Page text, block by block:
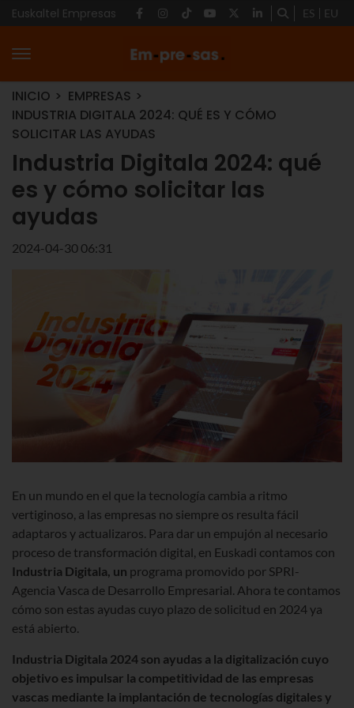
Euskaltel Empresas ES EU
INICIO
EMPRESAS
INDUSTRIA DIGITALA 2024: QUÉ ES Y CÓMO
SOLICITAR LAS AYUDAS
Industria Digitala 2024: qué
es y cómo solicitar las
ayudas
2024-04-30 06:31
En un mundo en el que la tecnología cambia a ritmo
vertiginoso, a las empresas no siempre os resulta fácil
adaptaros y actualizaros. Para dar un empujón al necesario
proceso de transformación digital, en Euskadi contamos con
Industria Digitala, un programa promovido por SPRI-
Agencia Vasca de Desarrollo Empresarial. Ahora te contamos
cómo son estas ayudas cuyo plazo de solicitud en 2024 ya
está abierto.
Industria Digitala 2024 son ayudas a la digitalización cuyo
objetivo es impulsar la competitividad de las empresas
vascas mediante la implantación de tecnologías digitales y